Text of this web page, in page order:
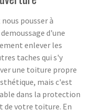
pousser à
d'une
enlever les
taches qui s'y
une toiture propre
mais c'est
dans la protection
de votre toiture. En